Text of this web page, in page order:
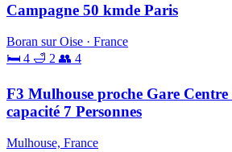
Campagne 50 kmde Paris
Boran sur Oise · France
🛏 4 🛁 2 👥 4
F3 Mulhouse proche Gare
capacité 7 Personnes
Mulhouse, France